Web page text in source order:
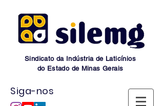
Sindicato da Indústria de Laticínios
do Estado de Minas Gerais
Siga-nos